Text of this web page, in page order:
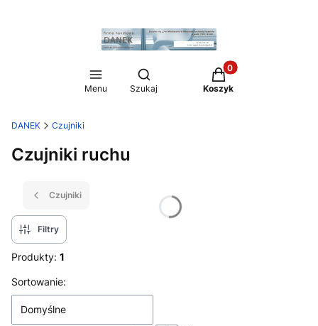
Menu
Otwórz wyszukiwarkę
Szukaj
Produkty w
Koszyk
DANEK Czujniki
Czujniki ruchu
Czujniki
Filtry
Produkty: 1
Lista produktów
Sortowanie:
Domyślne